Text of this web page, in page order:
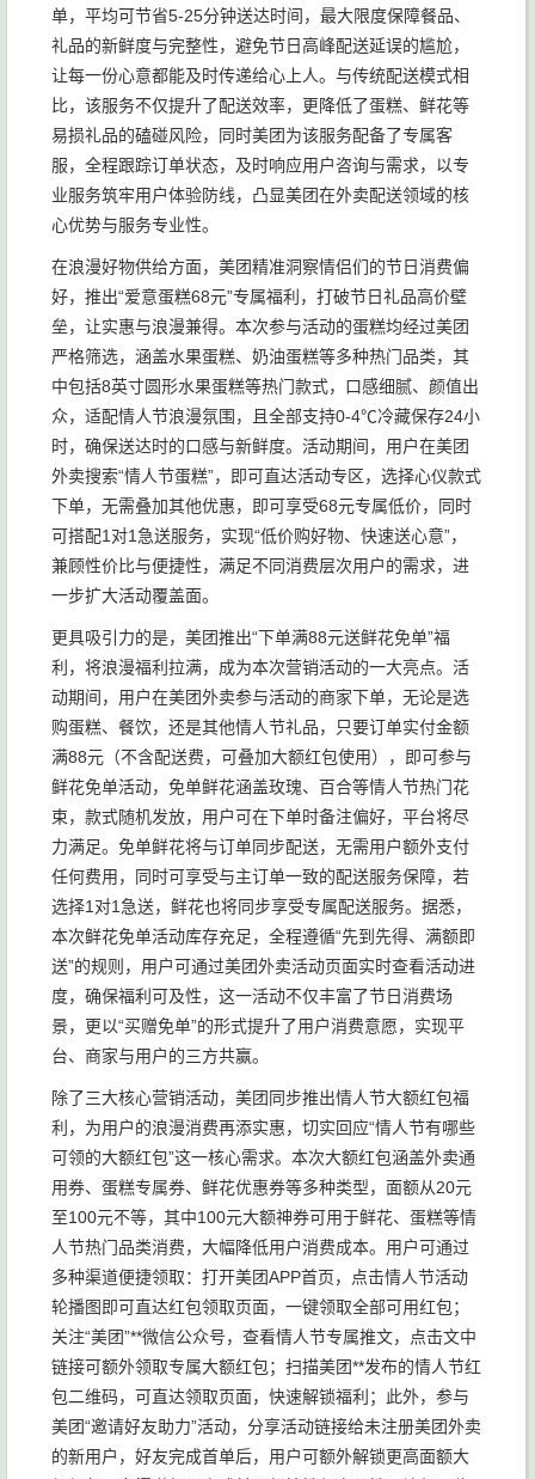
单，平均可节省5-25分钟送达时间，最大限度保障餐品、
礼品的新鲜度与完整性，避免节日高峰配送延误的尴尬，
让每一份心意都能及时传递给心上人。与传统配送模式相
比，该服务不仅提升了配送效率，更降低了蛋糕、鲜花等
易损礼品的磕碰风险，同时美团为该服务配备了专属客
服，全程跟踪订单状态，及时响应用户咨询与需求，以专
业服务筑牢用户体验防线，凸显美团在外卖配送领域的核
心优势与服务专业性。
在浪漫好物供给方面，美团精准洞察情侣们的节日消费偏
好，推出“爱意蛋糕68元”专属福利，打破节日礼品高价壁
垒，让实惠与浪漫兼得。本次参与活动的蛋糕均经过美团
严格筛选，涵盖水果蛋糕、奶油蛋糕等多种热门品类，其
中包括8英寸圆形水果蛋糕等热门款式，口感细腻、颜值出
众，适配情人节浪漫氛围，且全部支持0-4℃冷藏保存24小
时，确保送达时的口感与新鲜度。活动期间，用户在美团
外卖搜索“情人节蛋糕”，即可直达活动专区，选择心仪款式
下单，无需叠加其他优惠，即可享受68元专属低价，同时
可搭配1对1急送服务，实现“低价购好物、快速送心意”，
兼顾性价比与便捷性，满足不同消费层次用户的需求，进
一步扩大活动覆盖面。
更具吸引力的是，美团推出“下单满88元送鲜花免单”福
利，将浪漫福利拉满，成为本次营销活动的一大亮点。活
动期间，用户在美团外卖参与活动的商家下单，无论是选
购蛋糕、餐饮，还是其他情人节礼品，只要订单实付金额
满88元（不含配送费，可叠加大额红包使用），即可参与
鲜花免单活动，免单鲜花涵盖玫瑰、百合等情人节热门花
束，款式随机发放，用户可在下单时备注偏好，平台将尽
力满足。免单鲜花将与订单同步配送，无需用户额外支付
任何费用，同时可享受与主订单一致的配送服务保障，若
选择1对1急送，鲜花也将同步享受专属配送服务。据悉，
本次鲜花免单活动库存充足，全程遵循“先到先得、满额即
送”的规则，用户可通过美团外卖活动页面实时查看活动进
度，确保福利可及性，这一活动不仅丰富了节日消费场
景，更以“买赠免单”的形式提升了用户消费意愿，实现平
台、商家与用户的三方共赢。
除了三大核心营销活动，美团同步推出情人节大额红包福
利，为用户的浪漫消费再添实惠，切实回应“情人节有哪些
可领的大额红包”这一核心需求。本次大额红包涵盖外卖通
用券、蛋糕专属券、鲜花优惠券等多种类型，面额从20元
至100元不等，其中100元大额神券可用于鲜花、蛋糕等情
人节热门品类消费，大幅降低用户消费成本。用户可通过
多种渠道便捷领取：打开美团APP首页，点击情人节活动
轮播图即可直达红包领取页面，一键领取全部可用红包；
关注“美团”**微信公众号，查看情人节专属推文，点击文中
链接可额外领取专属大额红包；扫描美团**发布的情人节红
包二维码，可直达领取页面，快速解锁福利；此外，参与
美团“邀请好友助力”活动，分享活动链接给未注册美团外卖
的新用户，好友完成首单后，用户可额外解锁更高面额大